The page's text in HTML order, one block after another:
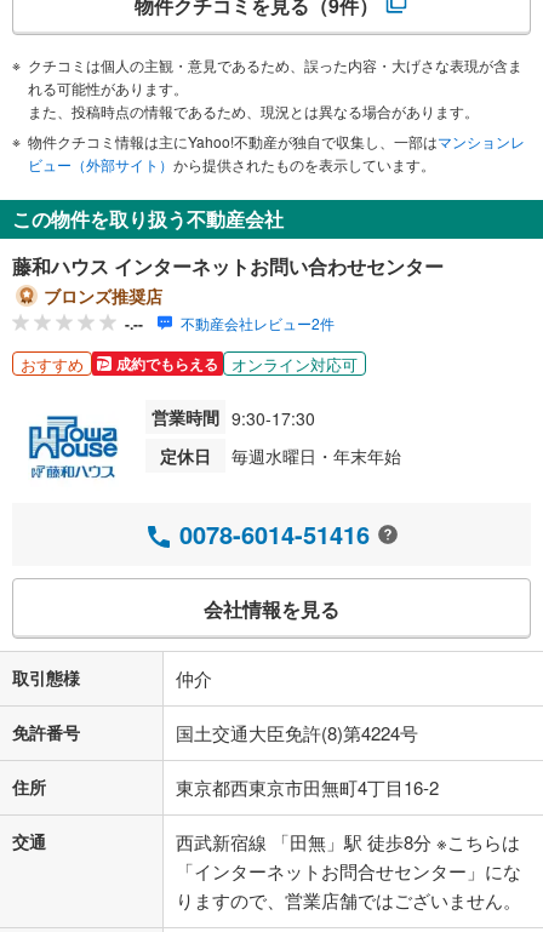
クチコミは個人の主観・意見であるため、誤った内容・大げさな表現が含ま
れる可能性があります。
また、投稿時点の情報であるため、現況とは異なる場合があります。
物件クチコミ情報は主にYahoo!不動産が独自で収集し、一部はマンションレ
ビュー（外部サイト） から提供されたものを表示しています。
この物件を取り扱う不動産会社
藤和ハウス インターネットお問い合わせセンター
ブロンズ推奨店
-.-- 不動産会社レビュー2件
おすすめ 成約でもらえる オンライン対応可
営業時間 9:30-17:30
定休日
毎週水曜日・年末年始
0078-6014-51416
会社情報を見る
取引態様 仲介
免許番号 国土交通大臣免許(8)第4224号
住所 東京都西東京市田無町4丁目16-2
交通
西武新宿線 「田無」駅 徒歩8分 ※こちらは
「インターネットお問合せセンター」にな
りますので、営業店舗ではございません。